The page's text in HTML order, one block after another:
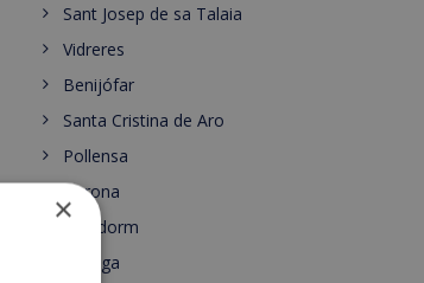
Sant Josep de sa Talaia
Vidreres
Benijófar
Santa Cristina de Aro
Pollensa
Gerona
Benidorm
Malaga
×